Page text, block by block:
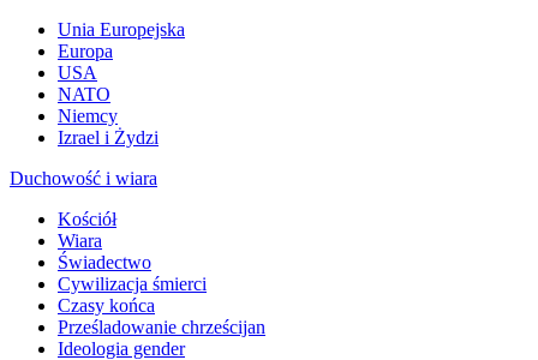
Unia Europejska
Europa
USA
NATO
Niemcy
Izrael i Żydzi
Duchowość i wiara
Kościół
Wiara
Świadectwo
Cywilizacja śmierci
Czasy końca
Prześladowanie chrześcijan
Ideologia gender